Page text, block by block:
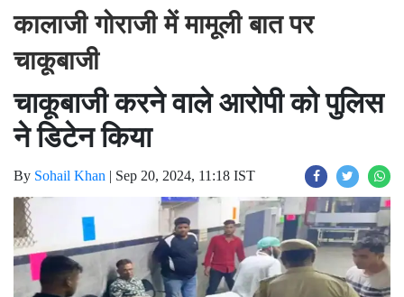
कालाजी गोराजी में मामूली बात पर
चाकूबाजी
चाकूबाजी करने वाले आरोपी को पुलिस
ने डिटेन किया
By Sohail Khan | Sep 20, 2024, 11:18 IST